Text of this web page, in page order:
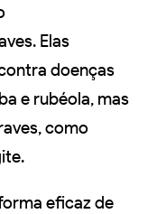
Elas
doenças
e rubéola, mas
como
eficaz de